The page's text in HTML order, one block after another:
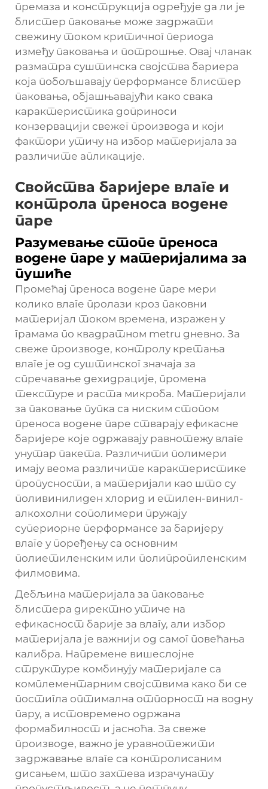
премаза и конструкција одређује да ли је
блистер паковање може задржати
свежину током критичног периода
између паковања и потрошње. Овај чланак
разматра суштинска својства бариера
која побољшавају перформансе блистер
паковања, објашњавајући како свака
карактеристика доприноси
конзервацији свежег производа и који
фактори утичу на избор материјала за
различите апликације.
Свойства баријере влаге и
контрола преноса водене
паре
Разумевање стопе преноса
водене паре у материјалима за
пушиће
Промећај преноса водене паре мери
колико влаге пролази кроз паковни
материјал током времена, изражен у
грамама по квадратном metru дневно. За
свеже производе, контролу кретања
влаге је од суштинског значаја за
спречавање дехидрације, промена
текстуре и раста микроба. Материјали
за паковање пупка са ниским стопом
преноса водене паре стварају ефикасне
баријере које одржавају равнотежу влаге
унутар пакета. Различити полимери
имају веома различите карактеристике
пропусности, а материјали као што су
поливинилиден хлорид и етилен-винил-
алкохолни сополимери пружају
супериорне перформансе за баријеру
влаге у поређењу са основним
полиетиленским или полипропиленским
филмовима.
Дебљина материјала за паковање
блистера директно утиче на
ефикасност барије за влагу, али избор
материјала је важнији од самог повећања
калибра. Напремене вишеслојне
структуре комбинују материјале са
комплементарним својствима како би се
постигла оптимална отпорност на водну
пару, а истовремено одржана
формабилност и јасноћа. За свеже
производе, важно је уравнотежити
задржавање влаге са контролисаним
дисањем, што захтева израчунату